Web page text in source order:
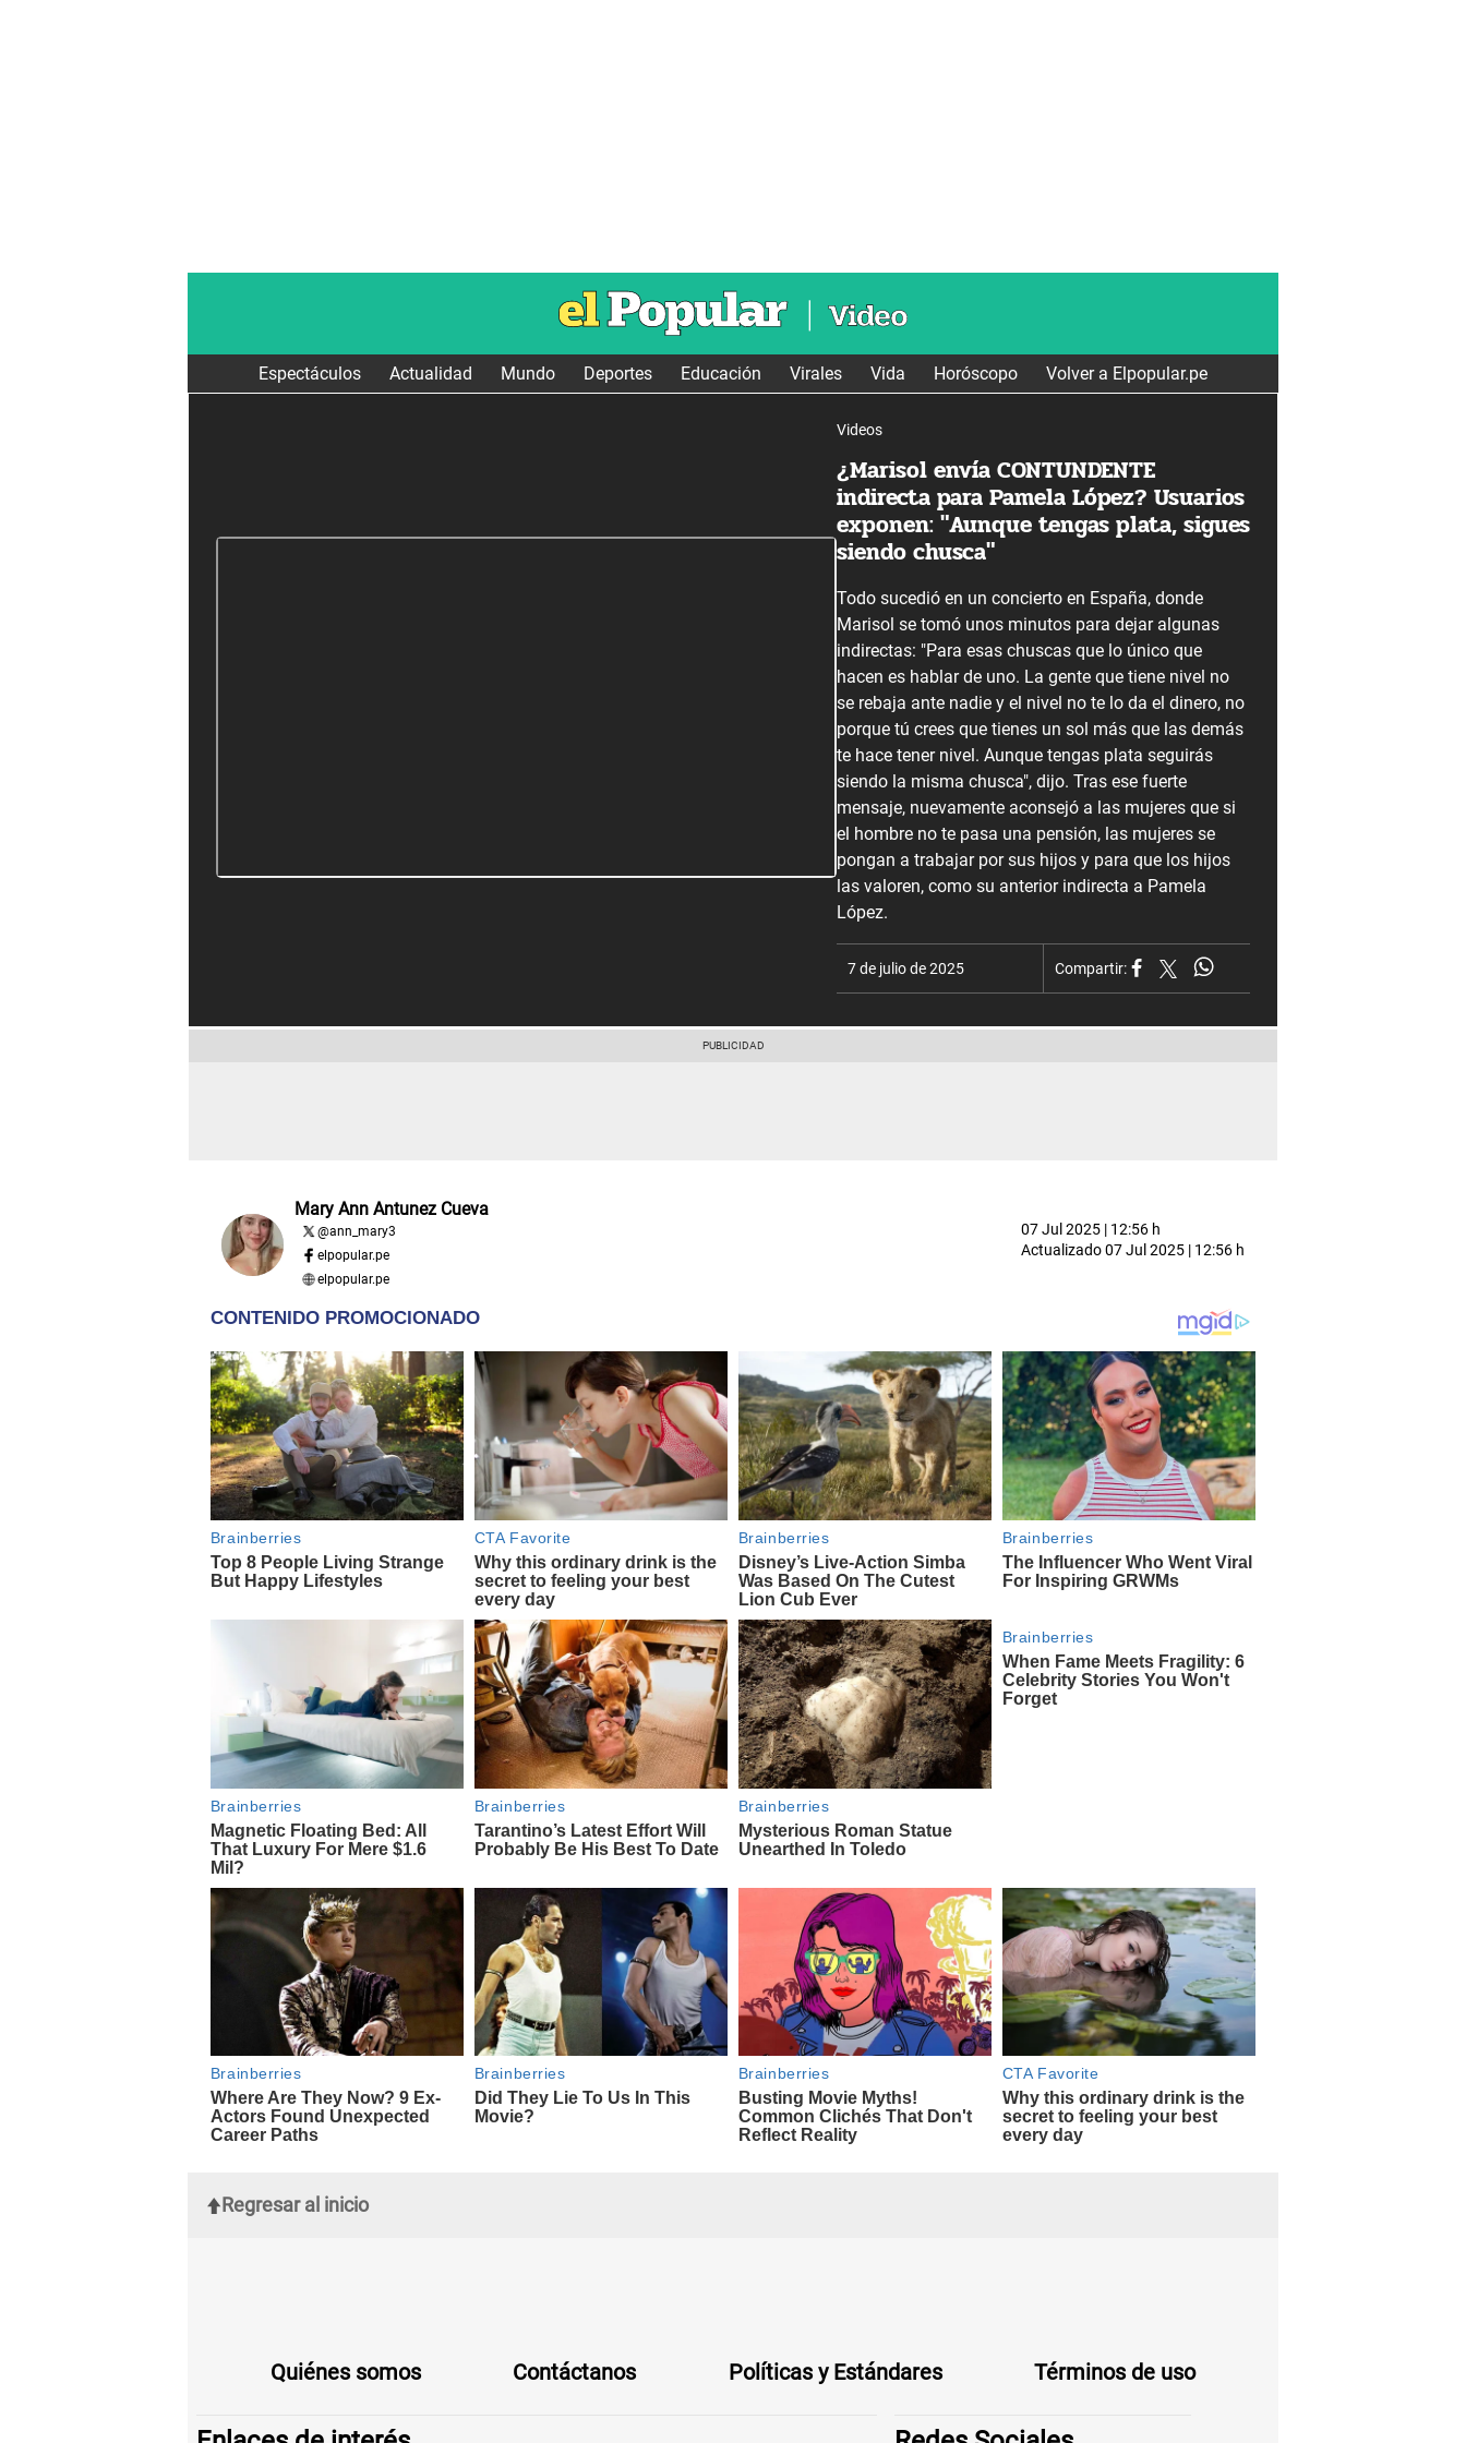
Espectáculos Actualidad Mundo Deportes Educación Virales Vida Horóscopo Volver a Elpopular.pe
Videos
¿Marisol envía CONTUNDENTE
indirecta para Pamela López? Usuarios
exponen: "Aunque tengas plata, sigues
siendo chusca"
Todo sucedió en un concierto en España, donde
Marisol se tomó unos minutos para dejar algunas
indirectas: "Para esas chuscas que lo único que
hacen es hablar de uno. La gente que tiene nivel no
se rebaja ante nadie y el nivel no te lo da el dinero, no
porque tú crees que tienes un sol más que las demás
te hace tener nivel. Aunque tengas plata seguirás
siendo la misma chusca", dijo. Tras ese fuerte
mensaje, nuevamente aconsejó a las mujeres que si
el hombre no te pasa una pensión, las mujeres se
pongan a trabajar por sus hijos y para que los hijos
las valoren, como su anterior indirecta a Pamela
López.
7 de julio de 2025 Compartir:
Mary Ann Antunez Cueva
@ann_mary3
elpopular.pe
elpopular.pe
07 Jul 2025 | 12:56 h
Actualizado07 Jul 2025 | 12:56 h
Regresar al inicio
Quiénes somos Contáctanos Políticas y Estándares Términos de uso